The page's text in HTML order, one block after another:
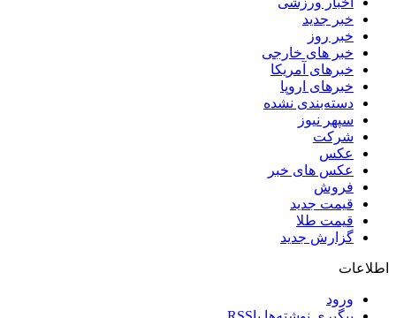
خبر جدید
خبر روز
خبر های خارجی
خبرهای آمریکا
خبرهای اروپا
دسته‌بندی نشده
سپهر نیوز
شرکت
عکس
عکس های خبر
فروش
قیمت جدید
قیمت طلا
گزارش جدید
اطلاعات
ورود